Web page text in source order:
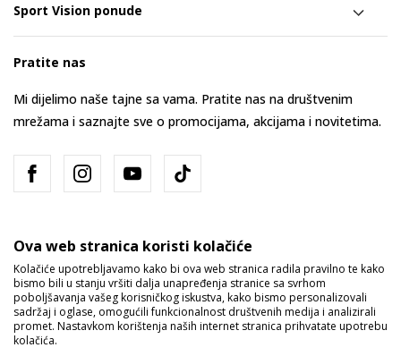
Sport Vision ponude
Pratite nas
Mi dijelimo naše tajne sa vama. Pratite nas na društvenim
mrežama i saznajte sve o promocijama, akcijama i novitetima.
Bosna i Hercegovina Promijenite
Ova web stranica koristi kolačiće
Kolačiće upotrebljavamo kako bi ova web stranica radila pravilno te kako
bismo bili u stanju vršiti dalja unapređenja stranice sa svrhom
poboljšavanja vašeg korisničkog iskustva, kako bismo personalizovali
sadržaj i oglase, omogućili funkcionalnost društvenih medija i analizirali
promet. Nastavkom korištenja naših internet stranica prihvatate upotrebu
kolačića.